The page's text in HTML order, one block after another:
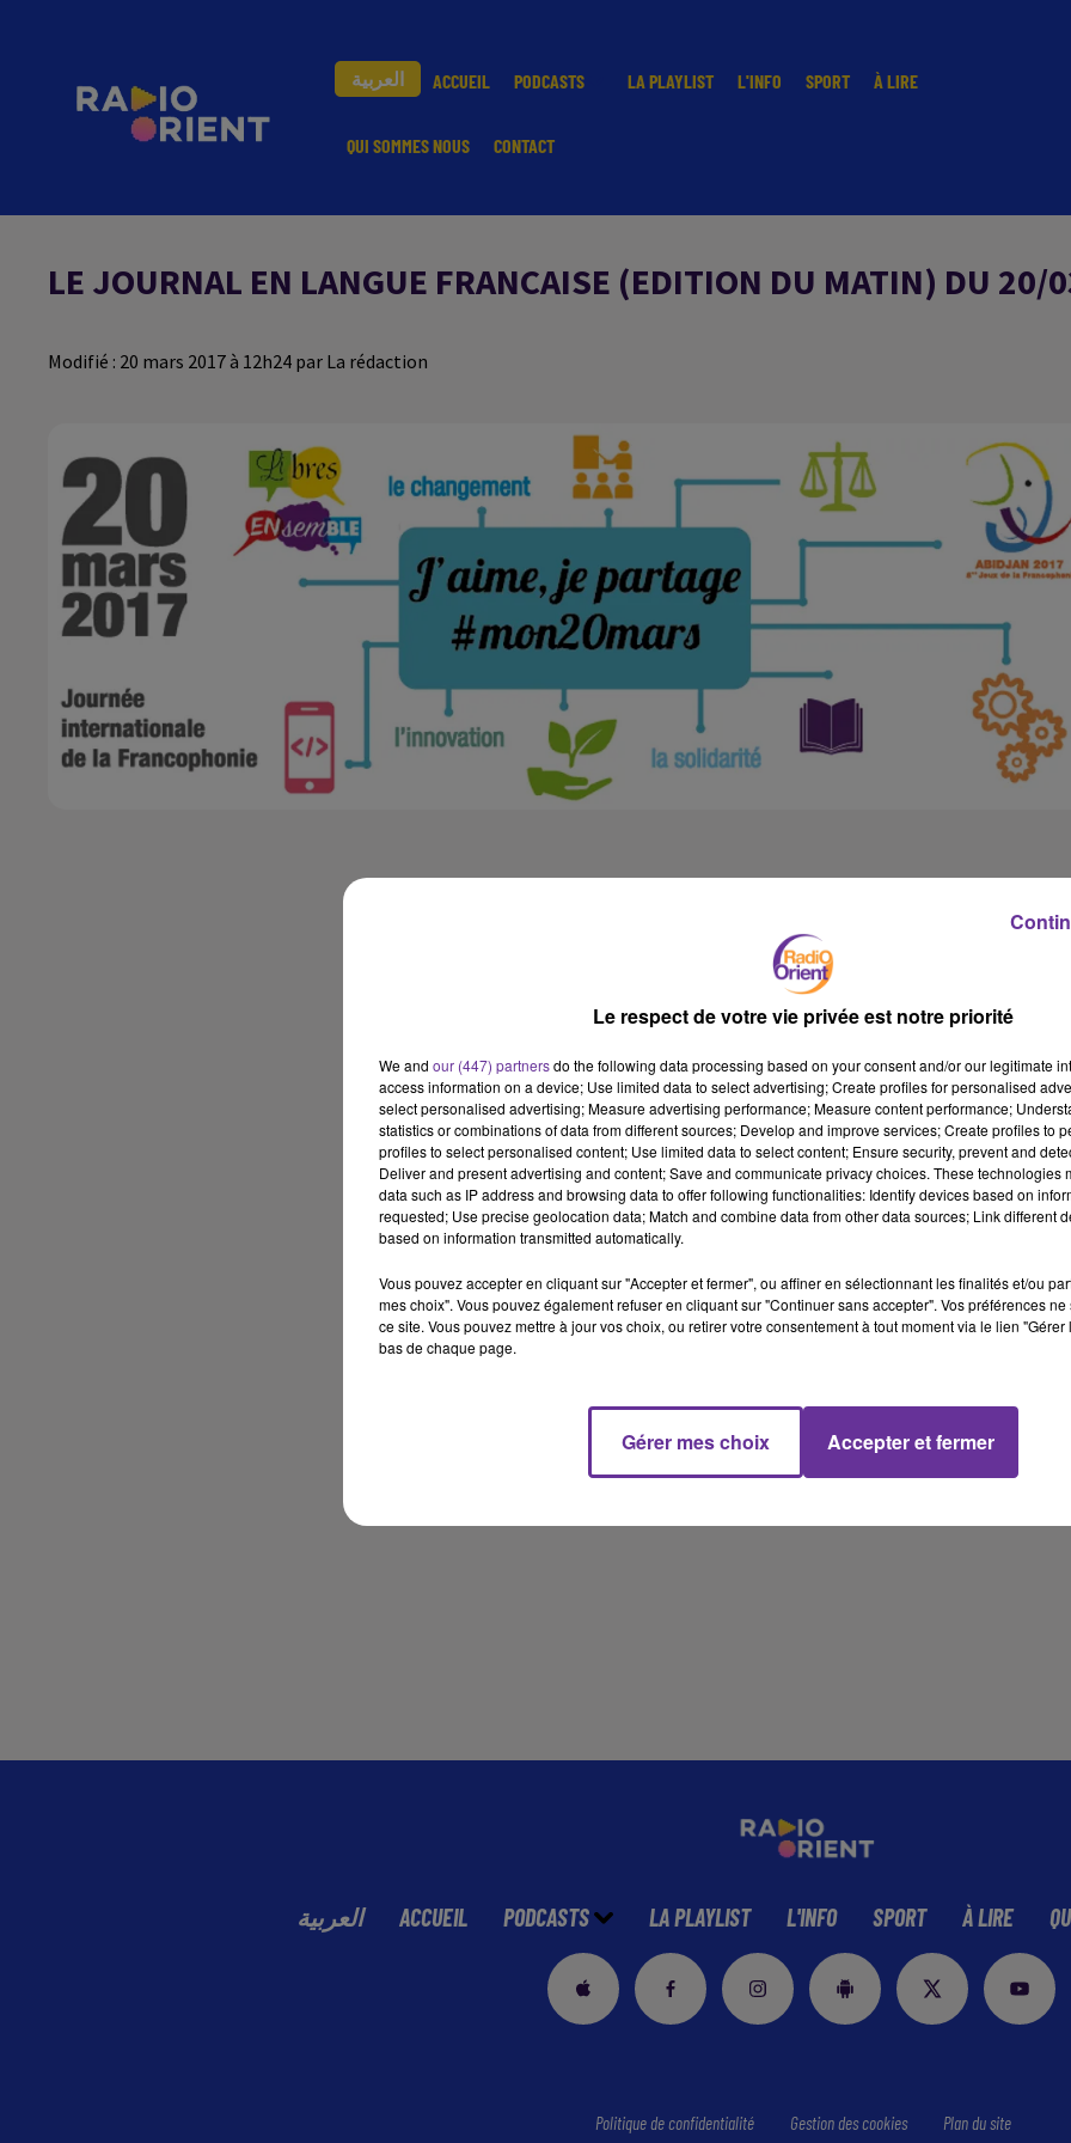
العربية ACCUEIL PODCASTS LA PLAYLIST L'INFO SPORT À LIRE
QUI SOMMES NOUS CONTACT
LE JOURNAL EN LANGUE FRANCAISE (EDITION DU MATIN) DU 20/
Modifié : 20 mars 2017 à 12h24 par La rédaction
Le respect de votre vie privée est notre priorité
We and our (447) partnersdo the following data processing based on your consent and/or our legitimate
access information on a device; Use limited data to select advertising; Create profiles for personalised
select personalised advertising; Measure advertising performance; Measure content performance;
statistics or combinations of data from different sources; Develop and improve services; Create profiles to
profiles to select personalised content; Use limited data to select content; Ensure security, prevent and
Deliver and present advertising and content; Save and communicate privacy choices. These technologies
data such as IP address and browsing data to offer following functionalities: Identify devices based on
requested; Use precise geolocation data; Match and combine data from other data sources; Link different
based on information transmitted automatically.
Vous pouvez accepter en cliquant sur "Accepter et fermer", ou affiner en sélectionnant les finalités et/ou
mes choix". Vous pouvez également refuser en cliquant sur "Continuer sans accepter". Vos préférences
ce site. Vous pouvez mettre à jour vos choix, ou retirer votre consentement à tout moment via le lien
bas de chaque page.
Gérer mes choix Accepter et fermer